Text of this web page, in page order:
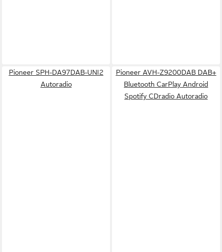
Pioneer SPH-DA97DAB-UNI2
Autoradio
Pioneer AVH-Z9200DAB DAB+
Bluetooth CarPlay Android
Spotify CDradio Autoradio